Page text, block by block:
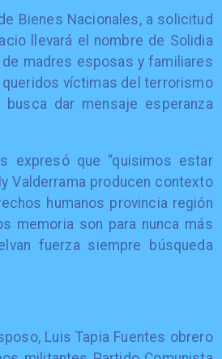
Bienes Nacionales, a solicitud
llevará el nombre de Solidia
madres esposas y familiares
víctimas del terrorismo
busca dar mensaje esperanza
expresó que “quisimos estar
Valderrama producen contexto
humanos provincia región
memoria son para nunca más
fuerza siempre búsqueda
Luis Tapia Fuentes obrero